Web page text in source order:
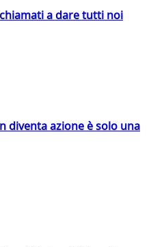
a dare tutti noi
diventa azione è solo una